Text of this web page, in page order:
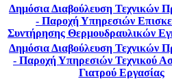
Δημόσια Διαβούλευση Τεχνικών
- Παροχή Υπηρεσιών
Συντήρησης Θερμουδραυλικών
Δημόσια Διαβούλευση Τεχνικών
- Παροχή Υπηρεσιών Τεχνικού
Γιατρού Εργασίας